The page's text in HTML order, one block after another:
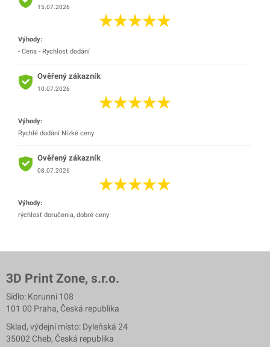
15.07.2026
Výhody:
- Cena - Rychlost dodání
Ověřený zákazník
10.07.2026
Výhody:
Rychlé dodání Nízké ceny
Ověřený zákazník
08.07.2026
Výhody:
rýchlosť doručenia, dobré ceny
3D Print Zone, s.r.o.
Sídlo: Korunní 108
101 00 Praha, Česká republika
Sklad, výdejní místo: Dyleňská 24
35002 Cheb, Česká republika